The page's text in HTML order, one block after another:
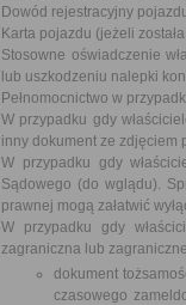
Dowód rejestracyjny
Karta pojazdu (jeżeli
Stosowne oświadczenie
lub uszkodzeniu nalepki
Pełnomocnictwo w
W przypadku gdy
inny dokument ze zdjęciem
W przypadku gdy
Sądowego (do wglądu).
prawnej mogą załatwić
W przypadku gdy
zagraniczna lub
dokument
czasowego